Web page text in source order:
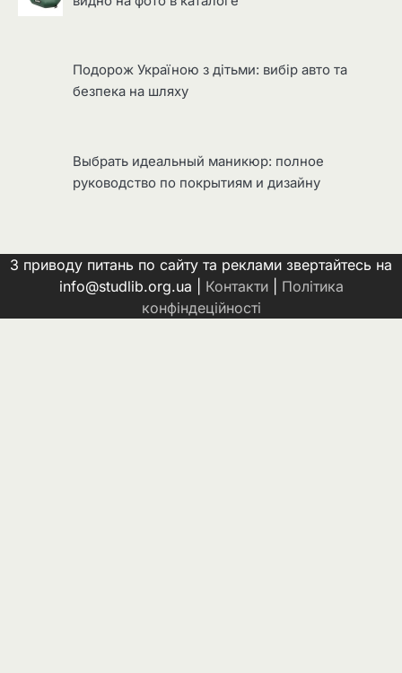
Подорож Україною з дітьми: вибір авто та
безпека на шляху
Выбрать идеальный маникюр: полное
руководство по покрытиям и дизайну
З приводу питань по сайту та реклами звертайтесь на
info@studlib.org.ua | Контакти| Політика
конфіндеційності